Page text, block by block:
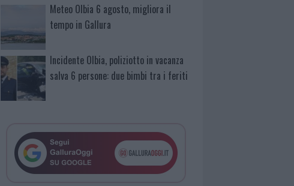
Meteo Olbia 6 agosto, migliora il
tempo in Gallura
Incidente Olbia, poliziotto in vacanza
salva 6 persone: due bimbi tra i feriti